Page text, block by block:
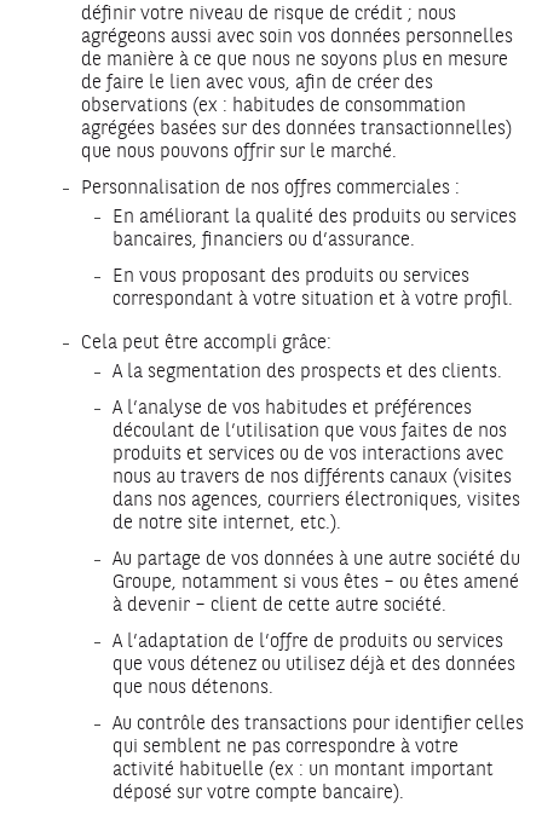
définir votre niveau de risque de crédit ; nous
agrégeons aussi avec soin vos données personnelles
de manière à ce que nous ne soyons plus en mesure
de faire le lien avec vous, afin de créer des
observations (ex : habitudes de consommation
agrégées basées sur des données transactionnelles)
que nous pouvons offrir sur le marché.
Personnalisation de nos offres commerciales :
En améliorant la qualité des produits ou services
bancaires, financiers ou d’assurance.
En vous proposant des produits ou services
correspondant à votre situation et à votre profil.
Cela peut être accompli grâce:
A la segmentation des prospects et des clients.
A l’analyse de vos habitudes et préférences
découlant de l’utilisation que vous faites de nos
produits et services ou de vos interactions avec
nous au travers de nos différents canaux (visites
dans nos agences, courriers électroniques, visites
de notre site internet, etc.).
Au partage de vos données à une autre société du
Groupe, notamment si vous êtes – ou êtes amené
à devenir – client de cette autre société.
A l’adaptation de l’offre de produits ou services
que vous détenez ou utilisez déjà et des données
que nous détenons.
Au contrôle des transactions pour identifier celles
qui semblent ne pas correspondre à votre
activité habituelle (ex : un montant important
déposé sur votre compte bancaire).